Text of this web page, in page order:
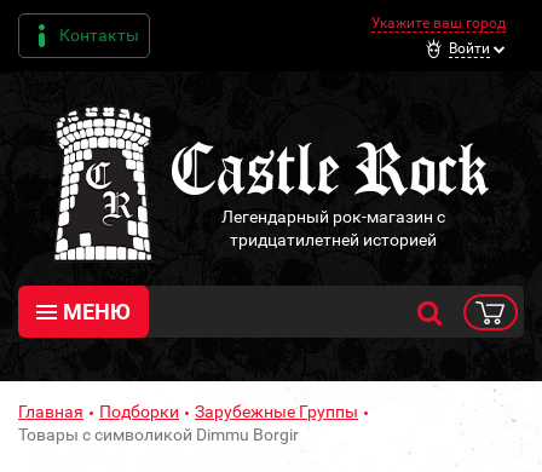
Контакты
Укажите ваш город
Войти
Легендарный рок-магазин с
тридцатилетней историей
МЕНЮ
Главная Подборки
Зарубежные Группы
Товары с символикой Dimmu Borgir